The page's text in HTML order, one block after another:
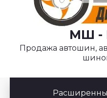
МШ -
Продажа автошин,